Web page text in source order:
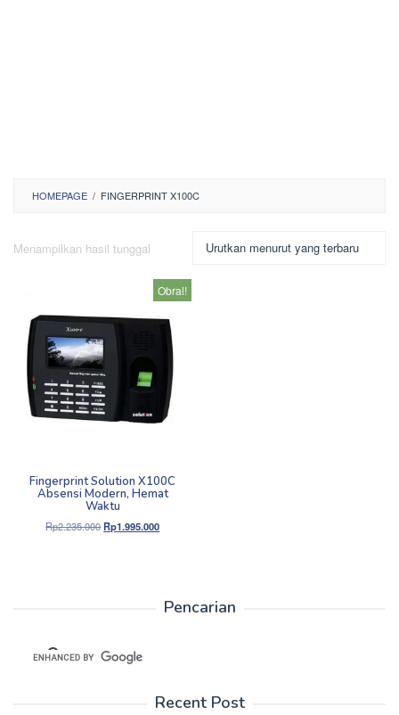
HOMEPAGE / FINGERPRINT X100C
Menampilkan hasil tunggal
Obral!
Fingerprint Solution X100C
Absensi Modern, Hemat
Waktu
Rp2.235.000Harga
Rp1.995.000Harga
Pencarian
Recent Post